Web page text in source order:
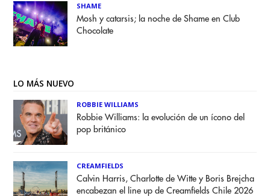
SHAME
Mosh y catarsis; la noche de Shame en Club
Chocolate
LO MÁS NUEVO
ROBBIE WILLIAMS
Robbie Williams: la evolución de un ícono del
pop británico
CREAMFIELDS
Calvin Harris, Charlotte de Witte y Boris Brejcha
encabezan el line up de Creamfields Chile 2026